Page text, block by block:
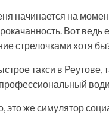
начинается на
Вот
стрелочками хотя
такси в
это же симулятор